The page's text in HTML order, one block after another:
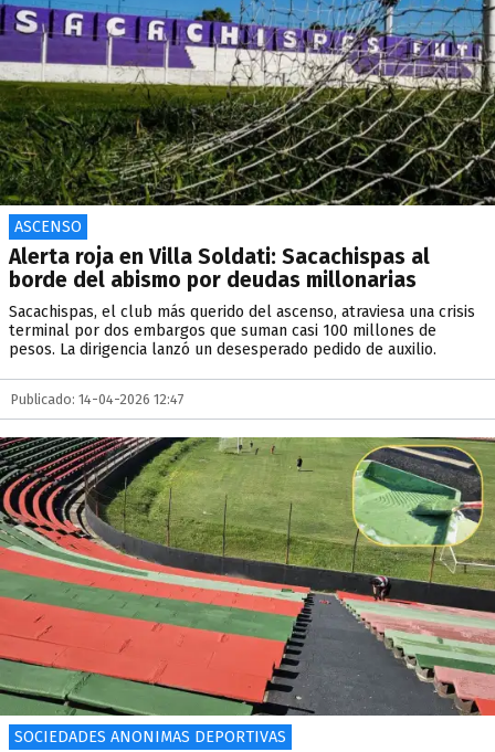
ASCENSO
Alerta roja en Villa Soldati: Sacachispas al
borde del abismo por deudas millonarias
Sacachispas, el club más querido del ascenso, atraviesa una crisis
terminal por dos embargos que suman casi 100 millones de
pesos. La dirigencia lanzó un desesperado pedido de auxilio.
Publicado: 14-04-2026 12:47
SOCIEDADES ANONIMAS DEPORTIVAS